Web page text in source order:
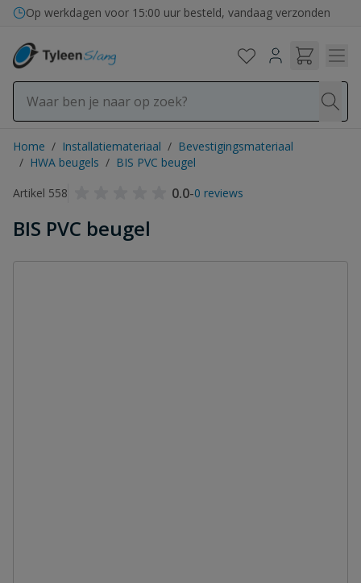
Ga naar de inhoud
Op werkdagen voor 15:00 uur besteld, vandaag verzonden
Home / Installatiemateriaal / Bevestigingsmateriaal
/ HWA beugels / BIS PVC beugel
Artikel 558
0.0-0 reviews
BIS PVC beugel